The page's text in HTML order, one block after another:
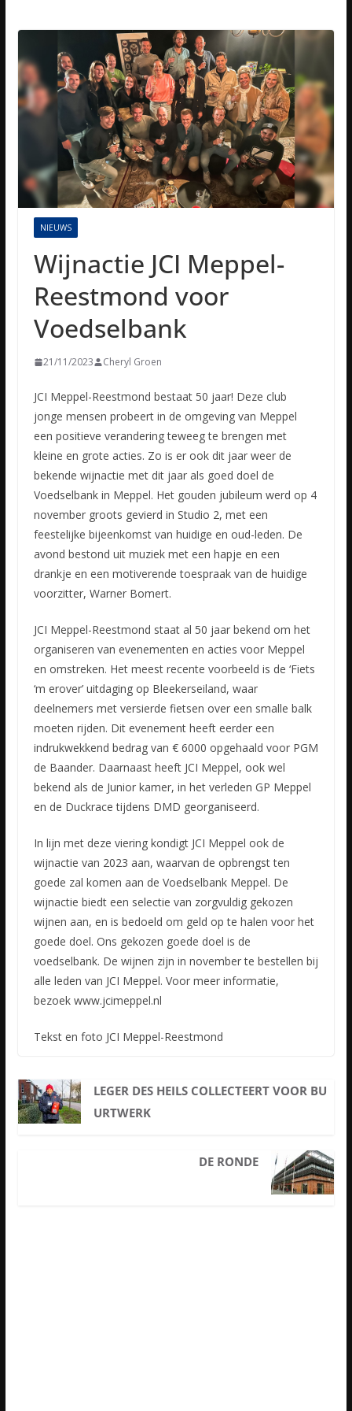
NIEUWS
Wijnactie JCI Meppel-
Reestmond voor
Voedselbank
21/11/2023 Cheryl Groen
JCI Meppel-Reestmond bestaat 50 jaar! Deze club
jonge mensen probeert in de omgeving van Meppel
een positieve verandering teweeg te brengen met
kleine en grote acties. Zo is er ook dit jaar weer de
bekende wijnactie met dit jaar als goed doel de
Voedselbank in Meppel. Het gouden jubileum werd op 4
november groots gevierd in Studio 2, met een
feestelijke bijeenkomst van huidige en oud-leden. De
avond bestond uit muziek met een hapje en een
drankje en een motiverende toespraak van de huidige
voorzitter, Warner Bomert.
JCI Meppel-Reestmond staat al 50 jaar bekend om het
organiseren van evenementen en acties voor Meppel
en omstreken. Het meest recente voorbeeld is de ‘Fiets
‘m erover’ uitdaging op Bleekerseiland, waar
deelnemers met versierde fietsen over een smalle balk
moeten rijden. Dit evenement heeft eerder een
indrukwekkend bedrag van € 6000 opgehaald voor PGM
de Baander. Daarnaast heeft JCI Meppel, ook wel
bekend als de Junior kamer, in het verleden GP Meppel
en de Duckrace tijdens DMD georganiseerd.
In lijn met deze viering kondigt JCI Meppel ook de
wijnactie van 2023 aan, waarvan de opbrengst ten
goede zal komen aan de Voedselbank Meppel. De
wijnactie biedt een selectie van zorgvuldig gekozen
wijnen aan, en is bedoeld om geld op te halen voor het
goede doel. Ons gekozen goede doel is de
voedselbank. De wijnen zijn in november te bestellen bij
alle leden van JCI Meppel. Voor meer informatie,
bezoek www.jcimeppel.nl
Tekst en foto JCI Meppel-Reestmond
LEGER DES HEILS COLLECTEERT VOOR BU
URTWERK
DE RONDE